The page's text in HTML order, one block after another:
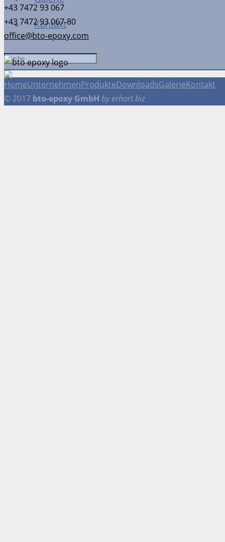
Kontakt
+43 7472 93 067
+43 7472 93 067-80
office@bto-epoxy.com
HomeUnternehmenProdukteDownloadsGalerieKontakt
© 2017 bto-epoxy GmbH by erhart.biz